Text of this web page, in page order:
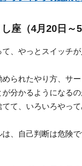
座（4月20日～5
、やっとスイッチが
められたやり方、サ
分かるようになる
て、いろいろやっ
、自己判断は危険